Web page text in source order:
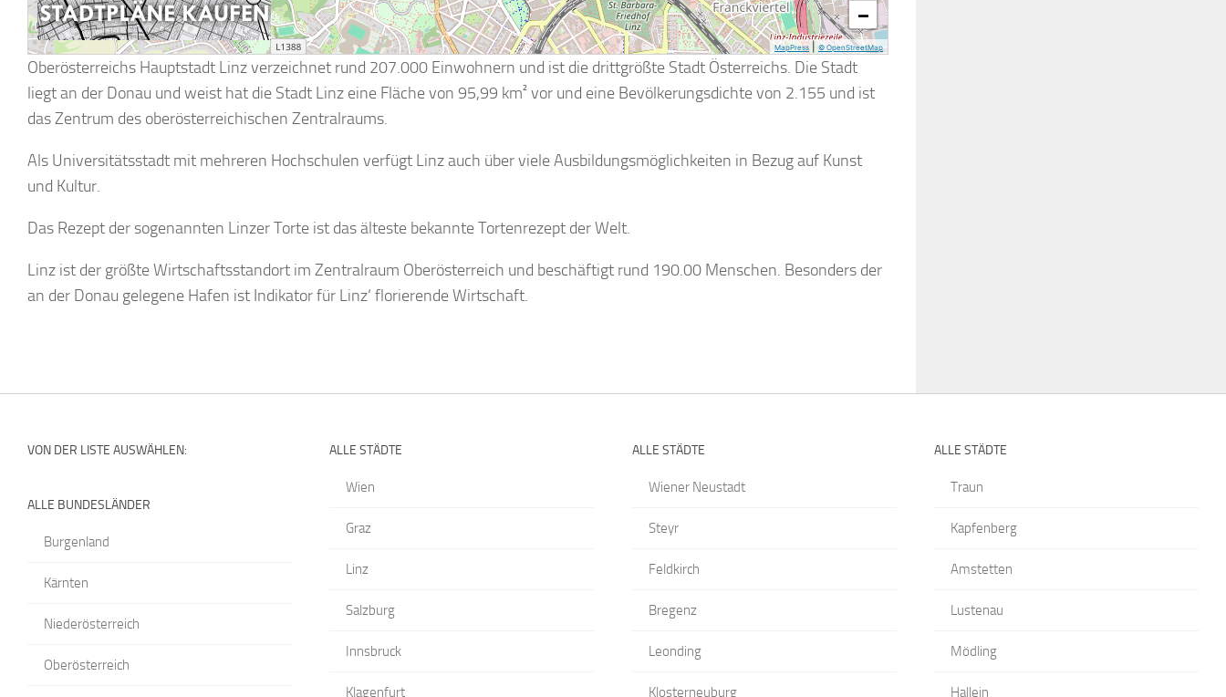
−
MapPress © OpenStreetMap
Oberösterreichs Hauptstadt Linz verzeichnet rund 207.000 Einwohnern und ist die drittgrößte Stadt Österreichs. Die Stadt
liegt an der Donau und weist hat die Stadt Linz eine Fläche von 95,99 km² vor und eine Bevölkerungsdichte von 2.155 und ist
das Zentrum des oberösterreichischen Zentralraums.
Als Universitätsstadt mit mehreren Hochschulen verfügt Linz auch über viele Ausbildungsmöglichkeiten in Bezug auf Kunst
und Kultur.
Das Rezept der sogenannten Linzer Torte ist das älteste bekannte Tortenrezept der Welt.
Linz ist der größte Wirtschaftsstandort im Zentralraum Oberösterreich und beschäftigt rund 190.00 Menschen. Besonders der
an der Donau gelegene Hafen ist Indikator für Linz‘ florierende Wirtschaft.
VON DER LISTE AUSWÄHLEN:
ALLE BUNDESLÄNDER
Burgenland
Kärnten
Niederösterreich
Oberösterreich
ALLE STÄDTE
Wien
Graz
Linz
Salzburg
Innsbruck
Klagenfurt
ALLE STÄDTE
Wiener Neustadt
Steyr
Feldkirch
Bregenz
Leonding
Klosterneuburg
ALLE STÄDTE
Traun
Kapfenberg
Amstetten
Lustenau
Mödling
Hallein